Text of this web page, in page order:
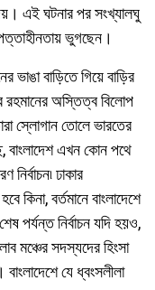
এই ঘটনার পর সংখ্যালঘু
ভুগছেন।
বাড়িতে গিয়ে বাড়ির
রহমানের অস্তিত্ব বিলোপ
স্লোগান তোলে ভারতের
বাংলাদেশ এখন কোন পথে
ঢাকার
কিনা, বর্তমানে বাংলাদেশে
পর্যন্ত নির্বাচন যদি হয়ও,
মঞ্চের সদস্যদের হিংসা
যে ধ্বংসলীলা